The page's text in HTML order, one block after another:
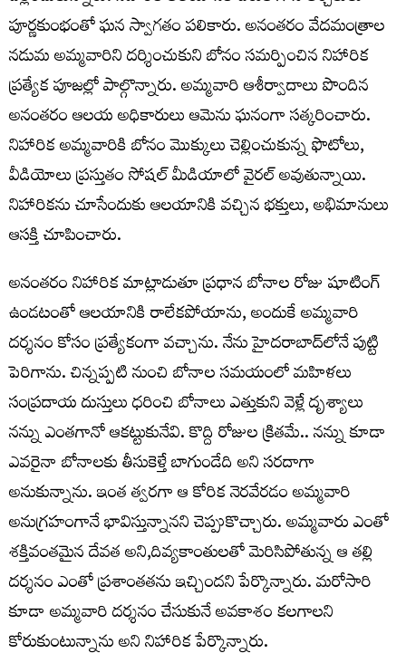
పూర్ణకుంభంతో ఘన స్వాగతం పలికారు. అనంతరం వేదమంత్రాల
నడుమ అమ్మవారిని దర్శించుకుని బోనం సమర్పించిన నిహారిక
ప్రత్యేక పూజల్లో పాల్గొన్నారు. అమ్మవారి ఆశీర్వాదాలు పొందిన
అనంతరం ఆలయ అధికారులు ఆమెను ఘనంగా సత్కరించారు.
నిహారిక అమ్మవారికి బోనం మొక్కులు చెల్లించుకున్న ఫొటోలు,
వీడియోలు ప్రస్తుతం సోషల్ మీడియాలో వైరల్ అవుతున్నాయి.
నిహారికను చూసేందుకు ఆలయానికి వచ్చిన భక్తులు, అభిమానులు
ఆసక్తి చూపించారు.
అనంతరం నిహారిక మాట్లాడుతూ ప్రధాన బోనాల రోజు షూటింగ్
ఉండటంతో ఆలయానికి రాలేకపోయాను, అందుకే అమ్మవారి
దర్శనం కోసం ప్రత్యేకంగా వచ్చాను. నేను హైదరాబాద్‌లోనే పుట్టి
పెరిగాను. చిన్నప్పటి నుంచి బోనాల సమయంలో మహిళలు
సంప్రదాయ దుస్తులు ధరించి బోనాలు ఎత్తుకుని వెళ్లే దృశ్యాలు
నన్ను ఎంతగానో ఆకట్టుకునేవి. కొద్ది రోజుల క్రితమే.. నన్ను కూడా
ఎవరైనా బోనాలకు తీసుకెళ్తే బాగుండేది అని సరదాగా
అనుకున్నాను. ఇంత త్వరగా ఆ కోరిక నెరవేరడం అమ్మవారి
అనుగ్రహంగానే భావిస్తున్నానని చెప్పుకొచ్చారు. అమ్మవారు ఎంతో
శక్తివంతమైన దేవత అని,దివ్యకాంతులతో మెరిసిపోతున్న ఆ తల్లి
దర్శనం ఎంతో ప్రశాంతతను ఇచ్చిందని పేర్కొన్నారు. మరోసారి
కూడా అమ్మవారి దర్శనం చేసుకునే అవకాశం కలగాలని
కోరుకుంటున్నాను అని నిహారిక పేర్కొన్నారు.